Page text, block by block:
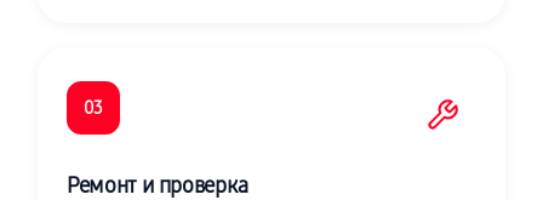
03
Ремонт и проверка